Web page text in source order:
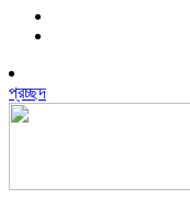
প্রচ্ছদ